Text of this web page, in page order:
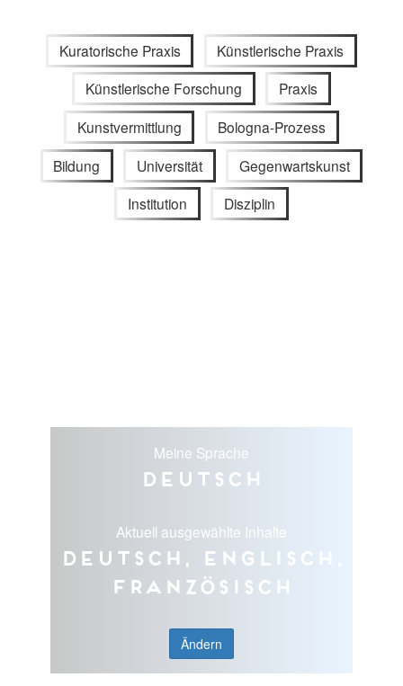
Kuratorische Praxis
Künstlerische Praxis
Künstlerische Forschung
Praxis
Kunstvermittlung
Bologna-Prozess
Bildung
Universität
Gegenwartskunst
Institution
Disziplin
Meine Sprache
Deutsch
Aktuell ausgewählte Inhalte
Deutsch, Englisch,
Französisch
Ändern